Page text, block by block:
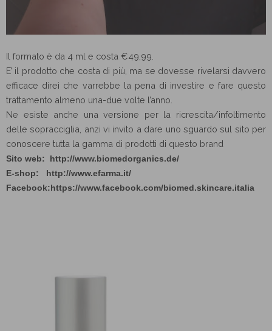
Il formato è da 4 ml e costa €49,99.
E’ il prodotto che costa di più, ma se dovesse rivelarsi davvero
efficace direi che varrebbe la pena di investire e fare questo
trattamento almeno una-due volte l’anno.
Ne esiste anche una versione per la ricrescita/infoltimento
delle sopracciglia, anzi vi invito a dare uno sguardo sul sito per
conoscere tutta la gamma di prodotti di questo brand
Sito web: http://www.biomedorganics.de/
E-shop: http://www.efarma.it/
Facebook:https://www.facebook.com/biomed.skincare.italia